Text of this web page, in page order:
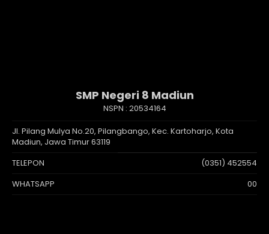
SMP Negeri 8 Madiun
NSPN : 20534164
Jl. Pilang Mulya No.20, Pilangbango, Kec. Kartoharjo, Kota
Madiun, Jawa Timur 63119
TELEPON
(0351) 452554
WHATSAPP
00